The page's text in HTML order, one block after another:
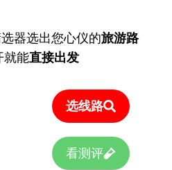
器选出您心仪的旅游路
就能直接出发
选线路
看测评